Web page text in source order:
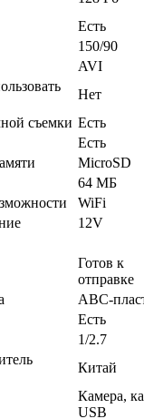
Есть
150/90
AVI
Нет
съемки Есть
Есть
MicroSD
64 МБ
WiFi
12V
Готов к
отправке
ABC-
Есть
1/2.7
Китай
Камера,
USB